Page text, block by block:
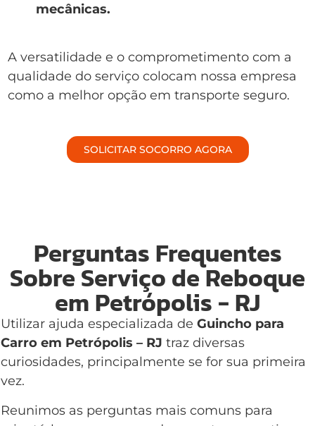
mecânicas.
A versatilidade e o comprometimento com a
qualidade do serviço colocam nossa empresa
como a melhor opção em transporte seguro.
SOLICITAR SOCORRO AGORA
Perguntas Frequentes
Sobre Serviço de Reboque
em Petrópolis - RJ
Utilizar ajuda especializada de Guincho para
Carro em Petrópolis – RJ traz diversas
curiosidades, principalmente se for sua primeira
vez.
Reunimos as perguntas mais comuns para